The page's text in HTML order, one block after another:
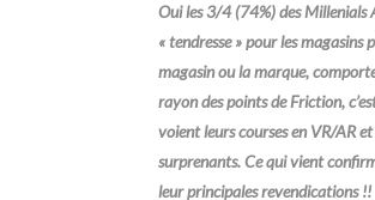
Oui les 3/4 (74%) des Millenials
« tendresse » pour les
magasin ou la marque,
rayon des points de Friction,
voient leurs courses en VR/AR
surprenants. Ce qui vient
leur principales revendications !!